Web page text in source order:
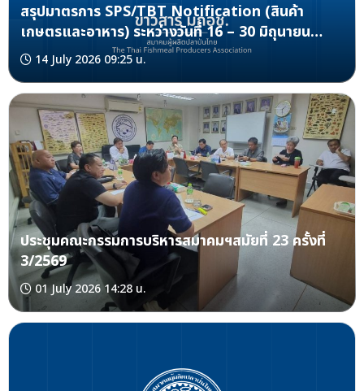
สรุปมาตรการ SPS/TBT Notification (สินค้า
เกษตรและอาหาร) ระหว่างวันที่ 16 – 30 มิถุนายน
256914 July 2026 09:25 น.
ประชุมคณะกรรมการบริหารสมาคมฯสมัยที่ 23 ครั้งที่
3/2569
01 July 2026 14:28 น.